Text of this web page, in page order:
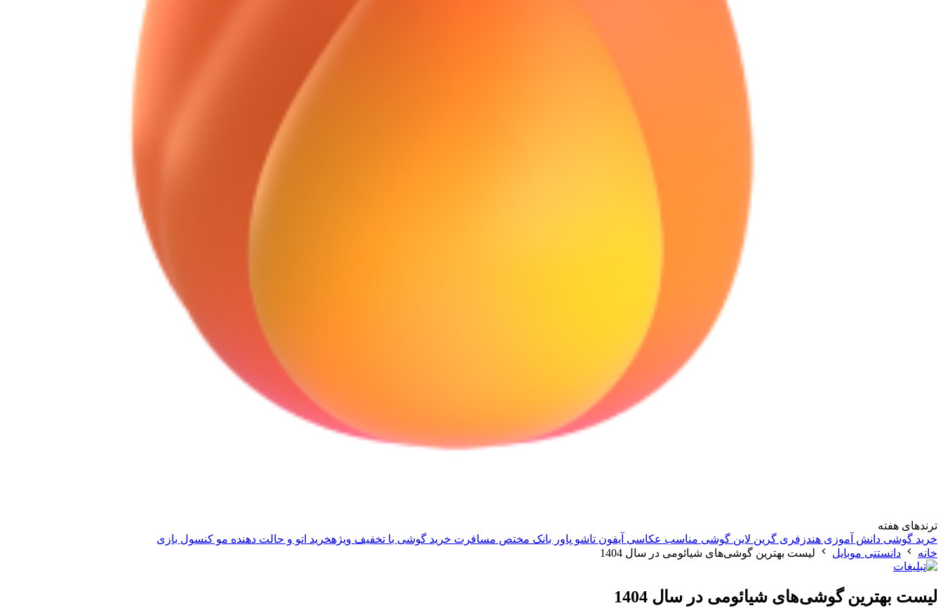
ترندهای هفته
خرید گوشی دانش آموزی هندزفری گرین لاین گوشی مناسب عکاسی آیفون تاشو پاور بانک مختص مسافرت خرید گوشی با تخفیف ویژهخرید اتو و حالت دهنده مو کنسول بازی
خانه
دانستنی موبایل لیست بهترین گوشی‌های شیائومی در سال 1404
لیست بهترین گوشی‌های شیائومی در سال 1404